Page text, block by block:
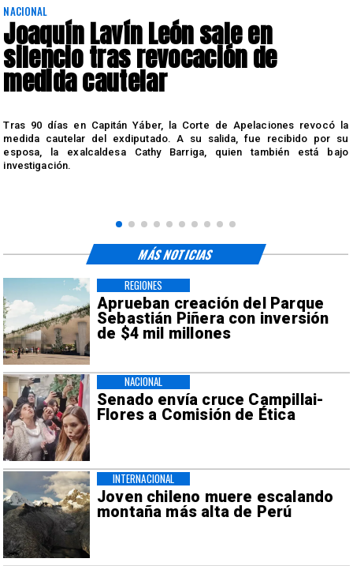
NACIONAL
Joaquín Lavín León sale en
silencio tras revocación de
medida cautelar
Tras 90 días en Capitán Yáber, la Corte de Apelaciones revocó la
medida cautelar del exdiputado. A su salida, fue recibido por su
esposa, la exalcaldesa Cathy Barriga, quien también está bajo
investigación.
Aprueban creación del Parque
Sebastián Piñera con inversión
de $4 mil millones
REGIONES
Senado envía cruce Campillai-
Flores a Comisión de Ética
NACIONAL
Joven chileno muere escalando
montaña más alta de Perú
INTERNACIONAL
MÁS NOTICIAS